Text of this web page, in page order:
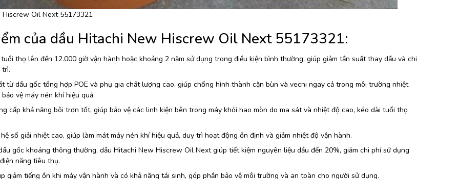
Hiscrew Oil Next 55173321
của dầu Hitachi New Hiscrew Oil Next 55173321:
thọ lên đến 12.000 giờ vận hành hoặc khoảng 2 năm sử dụng trong điều kiện bình thường, giúp giảm tần suất thay dầu và chi
trì.
từ dầu gốc tổng hợp POE và phụ gia chất lượng cao, giúp chống hình thành cặn bùn và vecni ngay cả trong môi trường nhiệt
vệ máy nén khí hiệu quả.
cấp khả năng bôi trơn tốt, giúp bảo vệ các linh kiện bên trong máy khỏi hao mòn do ma sát và nhiệt độ cao, kéo dài tuổi thọ
số giải nhiệt cao, giúp làm mát máy nén khí hiệu quả, duy trì hoạt động ổn định và giảm nhiệt độ vận hành.
gốc khoáng thông thường, dầu Hitachi New Hiscrew Oil Next giúp tiết kiệm nguyên liệu dầu đến 20%, giảm chi phí sử dụng
năng tiêu thụ.
giảm tiếng ồn khi máy vận hành và có khả năng tái sinh, góp phần bảo vệ môi trường và an toàn cho người sử dụng.